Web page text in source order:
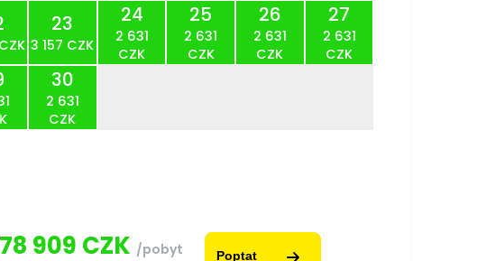
23
3 157 CZK
24
2 631
CZK
25
2 631
CZK
26
2 631
CZK
27
2 631
CZK
30
2 631
CZK
78 909 CZK /pobyt Poptat